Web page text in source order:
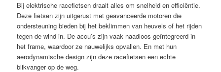
Bij elektrische racefietsen draait alles om snelheid en efficiëntie.
Deze fietsen zijn uitgerust met geavanceerde motoren die
ondersteuning bieden bij het beklimmen van heuvels of het rijden
tegen de wind in. De accu’s zijn vaak naadloos geïntegreerd in
het frame, waardoor ze nauwelijks opvallen. En met hun
aerodynamische design zijn deze racefietsen een echte
blikvanger op de weg.